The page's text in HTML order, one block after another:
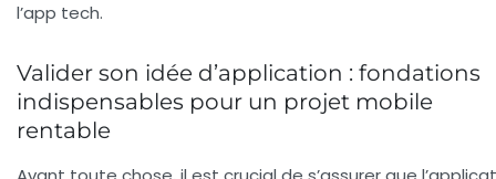
l’app tech.
Valider son idée d’application : fondations
indispensables pour un projet mobile
rentable